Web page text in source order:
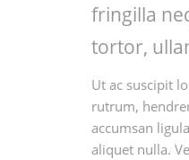
fringilla
tortor,
Ut ac suscipit
rutrum,
accumsan
aliquet nulla.